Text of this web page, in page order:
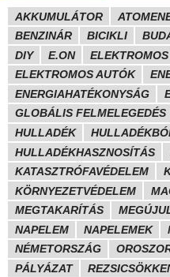
AKKUMULÁTOR
BENZINÁR
BICIKLI
DIY
E.ON
ELEKTROMOS AUTÓK
ENERGIAHATÉKONYSÁG
GLOBÁLIS FELMELEGEDÉS
HULLADÉK
HULLADÉKHASZNOSÍTÁS
KATASZTRÓFAVÉDELEM
KÖRNYEZETVÉDELEM
MEGTAKARÍTÁS
NAPELEM
NAPELEMEK
NÉMETORSZÁG
PÁLYÁZAT